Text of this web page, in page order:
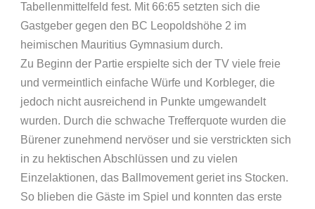
Tabellenmittelfeld fest. Mit 66:65 setzten sich die
Gastgeber gegen den BC Leopoldshöhe 2 im
heimischen Mauritius Gymnasium durch.
Zu Beginn der Partie erspielte sich der TV viele freie
und vermeintlich einfache Würfe und Korbleger, die
jedoch nicht ausreichend in Punkte umgewandelt
wurden. Durch die schwache Trefferquote wurden die
Bürener zunehmend nervöser und sie verstrickten sich
in zu hektischen Abschlüssen und zu vielen
Einzelaktionen, das Ballmovement geriet ins Stocken.
So blieben die Gäste im Spiel und konnten das erste